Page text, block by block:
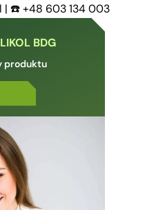
BDG
produktu
| ☎️+48 603 134 003